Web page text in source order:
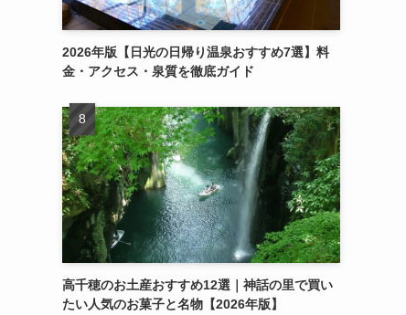
2026年版【日光の日帰り温泉おすすめ7選】料
金・アクセス・泉質を徹底ガイド
高千穂のお土産おすすめ12選｜神話の里で買い
たい人気のお菓子と名物【2026年版】